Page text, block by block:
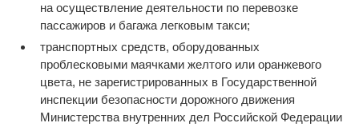
на осуществление деятельности по перевозке
пассажиров и багажа легковым такси;
транспортных средств, оборудованных
проблесковыми маячками желтого или оранжевого
цвета, не зарегистрированных в Государственной
инспекции безопасности дорожного движения
Министерства внутренних дел Российской Федерации